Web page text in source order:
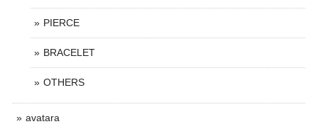
PIERCE
BRACELET
OTHERS
avatara